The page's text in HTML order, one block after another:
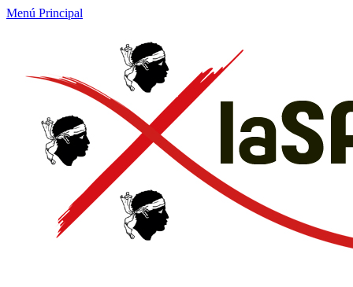
Menú Principal